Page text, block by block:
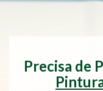
Precisa de